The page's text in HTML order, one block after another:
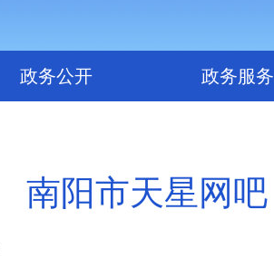
政务公开 政务服务
南阳市天星网吧